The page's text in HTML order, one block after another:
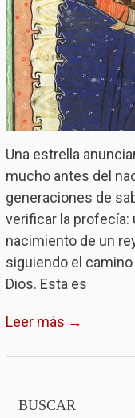
Una estrella
mucho antes del
generaciones de
verificar la profecía:
nacimiento de un
siguiendo el
Dios. Esta es
Leer más →
BUSCAR